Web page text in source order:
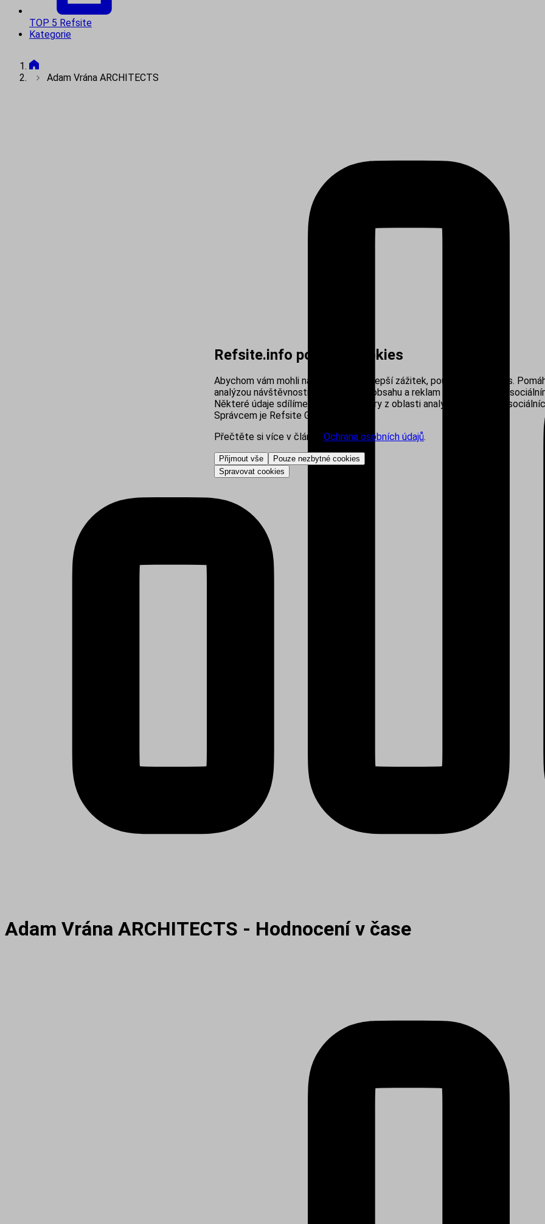
TOP 5 Refsite
Kategorie
Adam Vrána ARCHITECTS
Adam Vrána ARCHITECTS - Hodnocení v čase
Refsite.info používá cookies
Abychom vám mohli nabídnout co nejlepší zážitek, používáme cookies.
analýzou návštěvnosti, personalizací obsahu a reklam i propojením se
Některé údaje sdílíme s našimi partnery z oblasti analytiky, reklamy a
Správcem je Refsite Group s.r.o.
Přečtěte si více v článku
Ochrana osobních údajů.
Přijmout vše
Pouze nezbytné cookies
Spravovat cookies